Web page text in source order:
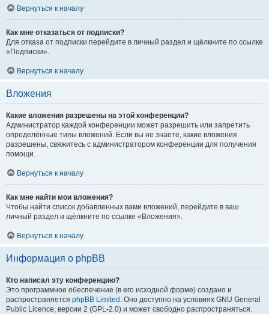
Вернуться к началу
Как мне отказаться от подписки?
Для отказа от подписки перейдите в личный раздел и щёлкните по ссылке
«Подписки».
Вернуться к началу
Вложения
Какие вложения разрешены на этой конференции?
Администратор каждой конференции может разрешить или запретить
определённые типы вложений. Если вы не знаете, какие вложения
разрешены, свяжитесь с администратором конференции для получения
помощи.
Вернуться к началу
Как мне найти мои вложения?
Чтобы найти список добавленных вами вложений, перейдите в ваш
личный раздел и щёлкните по ссылке «Вложения».
Вернуться к началу
Информация о phpBB
Кто написал эту конференцию?
Это программное обеспечение (в его исходной форме) создано и
распространяется phpBB Limited . Оно доступно на условиях GNU General
Public Licence, версии 2 (GPL-2.0) и может свободно распространяться.